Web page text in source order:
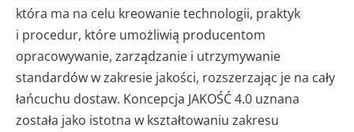
która ma na celu kreowanie technologii, praktyk
i procedur, które umożliwią producentom
opracowywanie, zarządzanie i utrzymywanie
standardów w zakresie jakości, rozszerzając je na cały
łańcuchu dostaw. Koncepcja JAKOŚĆ 4.0 uznana
została jako istotna w kształtowaniu zakresu